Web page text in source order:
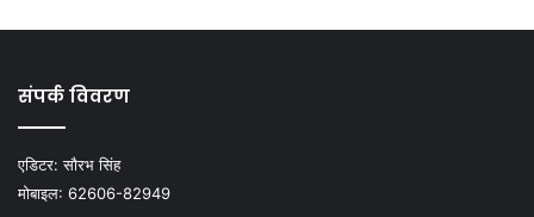
संपर्क विवरण
एडिटर:सौरभ सिंह
मोबाइल: 62606-82949